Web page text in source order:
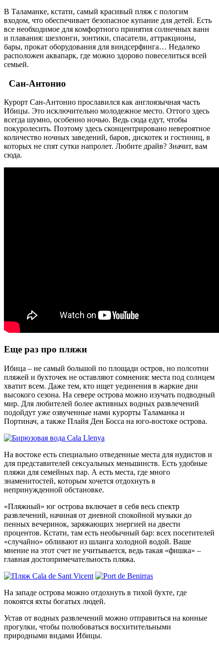
В Таламанке, кстати, самый красивый пляж с пологим
входом, что обеспечивает безопасное купание для детей. Есть
все необходимое для комфортного принятия солнечных ванн
и плавания: шезлонги, зонтики, спасатели, аттракционы,
бары, прокат оборудования для виндсерфинга… Недалеко
расположен аквапарк, где можно здорово повеселиться всей
семьей.
Сан-Антонио
Курорт Сан-Антонио прославился как англоязычная часть
Ибицы. Это исключительно молодежное место. Оттого здесь
всегда шумно, особенно ночью. Ведь сюда едут, чтобы
покуролесить. Поэтому здесь сконцентрировано невероятное
количество ночных заведений, баров, дискотек и гостиниц, в
которых не спят сутки напролет. Любите драйв? Значит, вам
сюда.
Еще раз про пляжи
Ибица – не самый большой по площади остров, но полсотни
пляжей и бухточек не оставляют сомнения: места под солнцем
хватит всем. Даже тем, кто ищет уединения в жаркие дни
высокого сезона. На севере острова можно изучать подводный
мир. Для любителей более активных водных развлечений
подойдут уже озвученные нами курорты Таламанка и
Портинач, а также Плайя Ден Босса на юго-востоке острова.
На востоке есть специально отведенные места для нудистов и
для представителей сексуальных меньшинств. Есть удобные
пляжи для семейных пар. А есть места, где много
знаменитостей, которым хочется отдохнуть в
непринужденной обстановке.
«Пляжный» юг острова включает в себя весь спектр
развлечений, начиная от дневной спокойной музыки до
пенных вечеринок, заряжающих энергией на двести
процентов. Кстати, там есть необычный бар: всех посетителей
«случайно» обливают из шланга холодной водой. Ваше
мнение на этот счет не учитывается, ведь такая «фишка» –
главная достопримечательность пляжа.
На западе острова можно отдохнуть в тихой бухте, где
покоятся яхты богатых людей.
Устав от водных развлечений можно отправиться на конные
прогулки, чтобы полюбоваться восхитительными
природными видами Ибицы.